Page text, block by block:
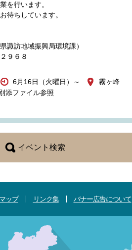
を行います。
待ちしています。
諏訪地域振興局環境課）
９６８
6月16日（火曜日）～
添ファイル参照
霧ヶ峰
イベント検索
ップ リンク集 バナー広告について